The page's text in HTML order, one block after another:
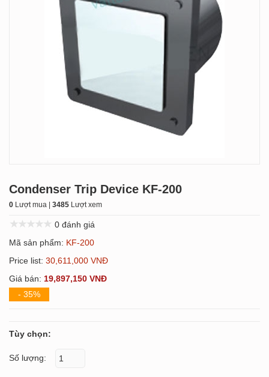
Condenser Trip Device KF-200
0 Lượt mua | 3485 Lượt xem
0 đánh giá
Mã sản phẩm: KF-200
Price list: 30,611,000 VNĐ
Giá bán: 19,897,150 VNĐ
- 35%
Tùy chọn:
Số lượng: